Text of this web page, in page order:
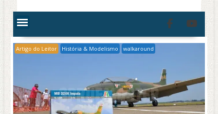
Artigo do Leitor História & Modelismo walkaround